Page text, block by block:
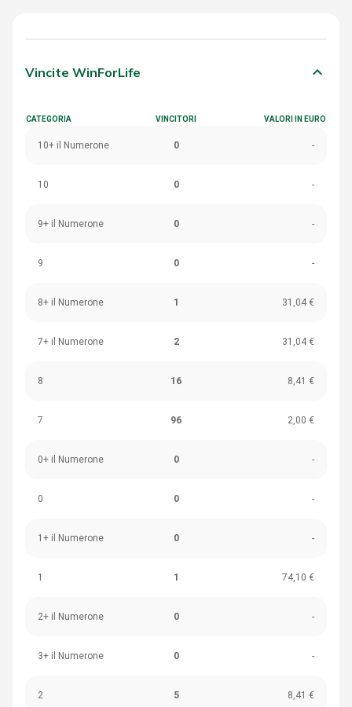
Vincite WinForLife keyboard_arrow_down
CATEGORIA VINCITORI VALORI IN EURO
10+ il Numerone 0 -
10 0 -
9+ il Numerone 0 -
9 0 -
8+ il Numerone 1 31,04 €
7+ il Numerone 2 31,04 €
8 16 8,41 €
7 96 2,00 €
0+ il Numerone 0 -
0 0 -
1+ il Numerone 0 -
1 1 74,10 €
2+ il Numerone 0 -
3+ il Numerone 0 -
2 5 8,41 €